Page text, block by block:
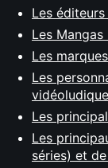
Les
Les
Les
Les
Les
Les
séries) et de